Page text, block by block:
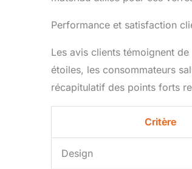
Performance et satisfaction
Les avis clients témoignent
étoiles, les consommateurs
récapitulatif des points forts
Critère
Design